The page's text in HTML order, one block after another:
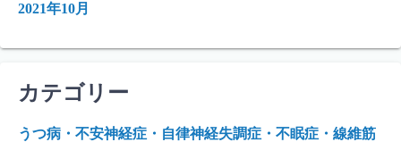
2021年10月
カテゴリー
うつ病・不安神経症・自律神経失調症・不眠症・線維筋